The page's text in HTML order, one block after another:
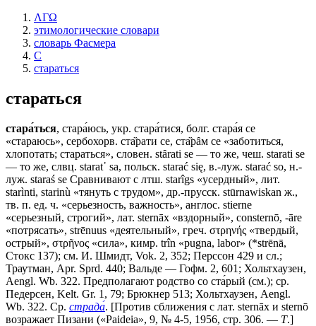
ΛΓΩ
этимологические словари
словарь Фасмера
С
стараться
стараться
стара́ться, стара́юсь, укр. стара́тися, болг. стара́я се
«стараюсь», сербохорв. ста̏рати се, ста̏рȃм се «заботиться,
хлопотать; стараться», словен. stȃrati sе — то же, чеш. starati sе
— то же, слвц. stаrаt᾽ sа, польск. starać się, в.-луж. starać sо, н.-
луж. staraś sе Сравнивают с лтш. starîgs «усердный», лит.
starìnti, starinù «тянуть с трудом», др.-прусск. stūrnawiskan ж.,
тв. п. ед. ч. «серьезность, важность», англос. stierne
«серьезный, строгий», лат. sternāх «вздорный», consternō, -ārе
«потрясать», strēnuus «деятельный», греч. στρηνής «твердый,
острый», στρῆνος «сила», кимр. trîn «pugna, labor» (*strēnā,
Стокс 137); см. И. Шмидт, Vok. 2, 352; Перссон 429 и сл.;
Траутман, Арr. Sprd. 440; Вальде — Гофм. 2, 601; Хольтхаузен,
Aengl. Wb. 322. Предполагают родство со ста́рый (см.); ср.
Педерсен, Kelt. Gr. 1, 79; Брюкнер 513; Хольтхаузен, Aengl.
Wb. 322. Ср. страда́. [Против сближения с лат. sternāх и sternō
возражает Пизани («Раidеiа», 9, № 4-5, 1956, стр. 306. — Т.]